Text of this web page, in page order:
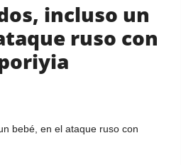
incluso un
ruso con